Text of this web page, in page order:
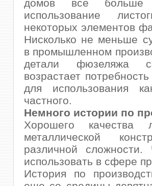
домов все больше
использование
некоторых элементов
Нисколько не меньше
в промышленном
детали фюзеляжа
возрастает
для использования
частного.
Немного истории по
Хорошего качества
металлической
различной
использовать в сфере
История по